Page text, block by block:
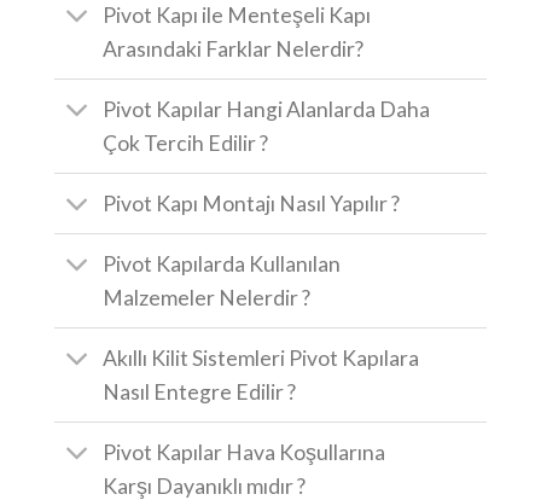
Pivot Kapı ile Menteşeli Kapı
Arasındaki Farklar Nelerdir?
Pivot Kapılar Hangi Alanlarda Daha
Çok Tercih Edilir ?
Pivot Kapı Montajı Nasıl Yapılır ?
Pivot Kapılarda Kullanılan
Malzemeler Nelerdir ?
Akıllı Kilit Sistemleri Pivot Kapılara
Nasıl Entegre Edilir ?
Pivot Kapılar Hava Koşullarına
Karşı Dayanıklı mıdır ?